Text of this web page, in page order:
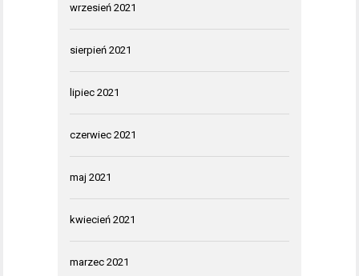
wrzesień 2021
sierpień 2021
lipiec 2021
czerwiec 2021
maj 2021
kwiecień 2021
marzec 2021